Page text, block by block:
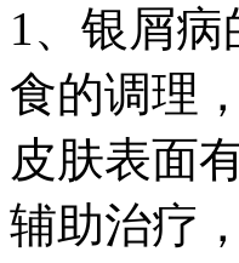
1、银屑
食的调理
皮肤表面
辅助治疗